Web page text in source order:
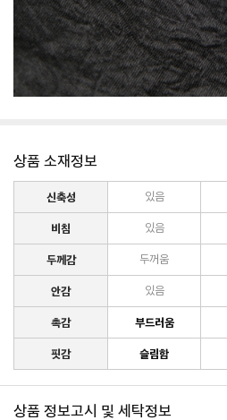
상품 소재정보
신축성 있음
비침 있음
두께감 두꺼움
안감 있음
촉감 부드러움
핏감 슬림함
상품 정보고시 및 세탁정보